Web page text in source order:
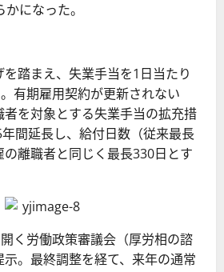
になった。
踏まえ、失業手当を1日当たり
有期雇用契約が更新されない
者を対象とする失業手当の拡充措
間延長し、給付日数（従来最長
の離職者と同じく最長330日とす
く労働政策審議会（厚労相の諮
。最終調整を経て、来年の通常